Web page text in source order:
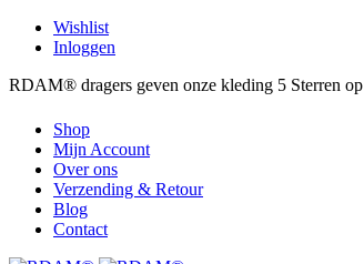
Wishlist
Inloggen
RDAM® dragers geven onze kleding 5 Sterren op
Shop
Mijn Account
Over ons
Verzending & Retour
Blog
Contact